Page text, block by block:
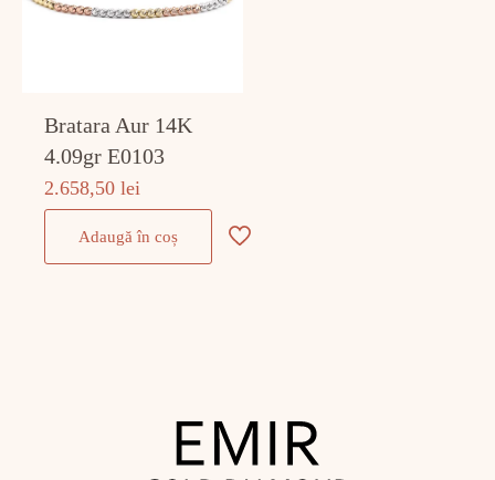
Bratara Aur 14K
4.09gr E0103
2.658,50lei
Adaugă în coș